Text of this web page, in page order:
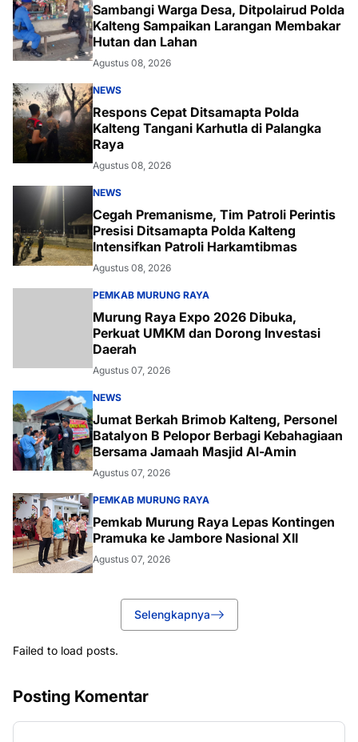
Sambangi Warga Desa, Ditpolairud Polda
Kalteng Sampaikan Larangan Membakar
Hutan dan Lahan
Agustus 08, 2026
NEWS
Respons Cepat Ditsamapta Polda
Kalteng Tangani Karhutla di Palangka
Raya
Agustus 08, 2026
NEWS
Cegah Premanisme, Tim Patroli Perintis
Presisi Ditsamapta Polda Kalteng
Intensifkan Patroli Harkamtibmas
Agustus 08, 2026
PEMKAB MURUNG RAYA
Murung Raya Expo 2026 Dibuka,
Perkuat UMKM dan Dorong Investasi
Daerah
Agustus 07, 2026
NEWS
Jumat Berkah Brimob Kalteng, Personel
Batalyon B Pelopor Berbagi Kebahagiaan
Bersama Jamaah Masjid Al-Amin
Agustus 07, 2026
PEMKAB MURUNG RAYA
Pemkab Murung Raya Lepas Kontingen
Pramuka ke Jambore Nasional XII
Agustus 07, 2026
Selengkapnya
Failed to load posts.
Posting Komentar